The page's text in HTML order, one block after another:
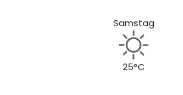
Samstag
25°C